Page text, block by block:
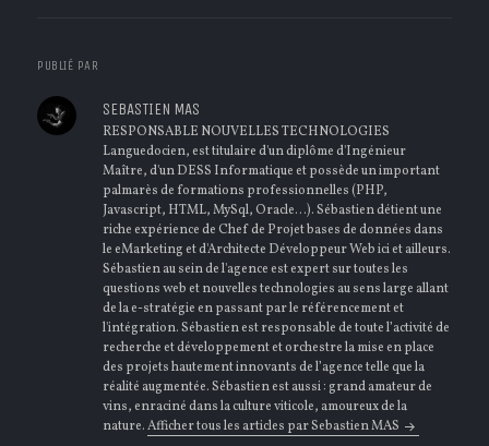
PUBLIÉ PAR
SEBASTIEN MAS
RESPONSABLE NOUVELLES TECHNOLOGIES
Languedocien, est titulaire d'un diplôme d'Ingénieur
Maître, d'un DESS Informatique et possède un important
palmarès de formations professionnelles (PHP,
Javascript, HTML, MySql, Oracle...). Sébastien détient une
riche expérience de Chef de Projet bases de données dans
le eMarketing et d'Architecte Développeur Web ici et ailleurs.
Sébastien au sein de l'agence est expert sur toutes les
questions web et nouvelles technologies au sens large allant
de la e-stratégie en passant par le référencement et
l'intégration. Sébastien est responsable de toute l’activité de
recherche et développement et orchestre la mise en place
des projets hautement innovants de l’agence telle que la
réalité augmentée. Sébastien est aussi : grand amateur de
vins, enraciné dans la culture viticole, amoureux de la
nature.Afficher tous les articles par Sebastien MAS